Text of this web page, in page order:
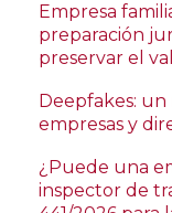
Empresa
preparación
preservar el
Deepfakes:
empresas y
¿Puede una
inspector de